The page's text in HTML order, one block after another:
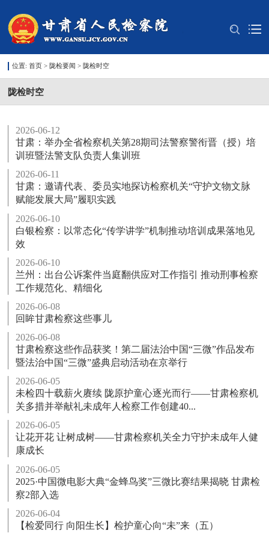
位置: 首页> 陇检要闻 > 陇检时空
陇检时空
2026-06-12
甘肃：举办全省检察机关第28期司法警察警衔晋（授）培
训班暨法警支队负责人集训班
2026-06-11
甘肃：邀请代表、委员实地探访检察机关“守护文物文脉
赋能发展大局”履职实践
2026-06-10
白银检察：以常态化“传学讲学”机制推动培训成果落地见
效
2026-06-10
兰州：出台公诉案件当庭翻供应对工作指引 推动刑事检察
工作规范化、精细化
2026-06-08
回眸甘肃检察这些事儿
2026-06-08
甘肃检察这些作品获奖！第二届法治中国“三微”作品发布
暨法治中国“三微”盛典启动活动在京举行
2026-06-05
未检四十载薪火赓续 陇原护童心逐光而行——甘肃检察机
关多措并举献礼未成年人检察工作创建40...
2026-06-05
让花开花 让树成树——甘肃检察机关全力守护未成年人健
康成长
2026-06-05
2025·中国微电影大典“金蜂鸟奖”三微比赛结果揭晓 甘肃检
察2部入选
2026-06-04
【检爱同行 向阳生长】检护童心向“未”来（五）